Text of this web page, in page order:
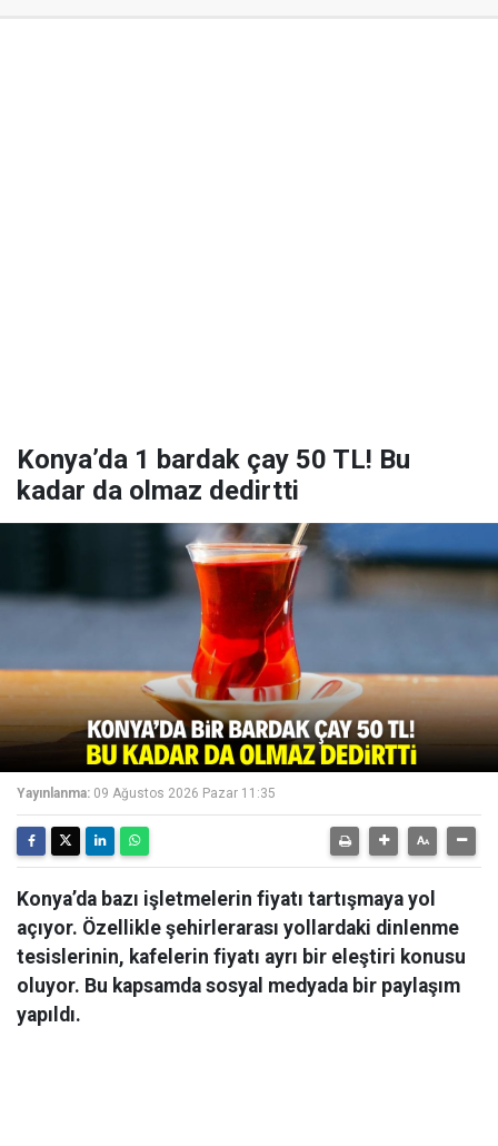
Konya’da 1 bardak çay 50 TL! Bu
kadar da olmaz dedirtti
Yayınlanma: 09 Ağustos 2026 Pazar 11:35
Konya’da bazı işletmelerin fiyatı tartışmaya yol
açıyor. Özellikle şehirlerarası yollardaki dinlenme
tesislerinin, kafelerin fiyatı ayrı bir eleştiri konusu
oluyor. Bu kapsamda sosyal medyada bir paylaşım
yapıldı.